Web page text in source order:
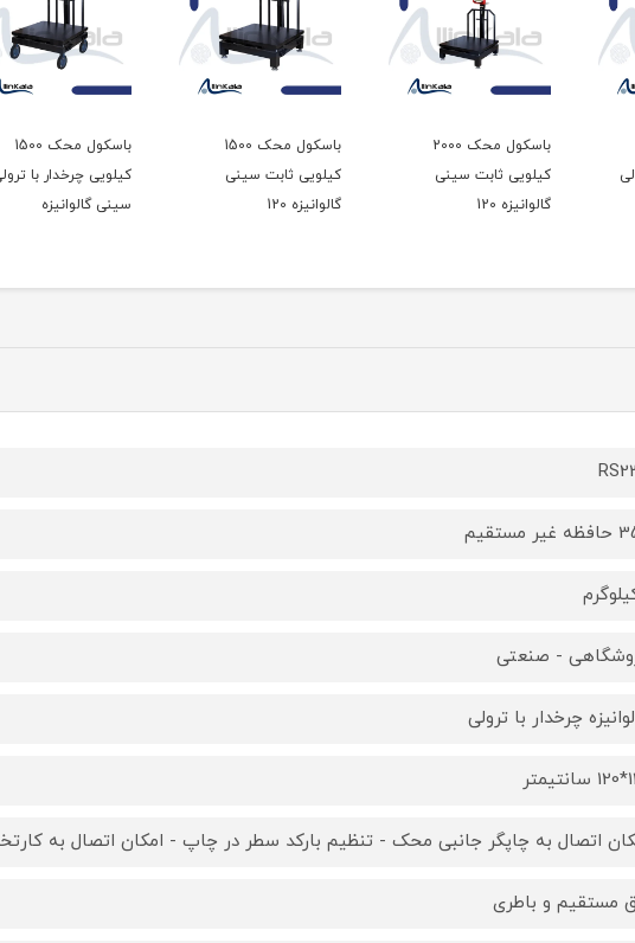
باسکول محک 2000
کیلویی ثابت سینی
گالوانیزه 120
باسکول محک 1500
کیلویی ثابت سینی
گالوانیزه 120
باسکول محک 1500
کیلویی چرخدار با
سینی گالوانیزه
مستقیم
- صنعتی
چرخدار با ترولی
اتصال به چاپگر جانبی محک - تنظیم بارکد سطر در چاپ - امکان اتصال به
مستقیم و باطری